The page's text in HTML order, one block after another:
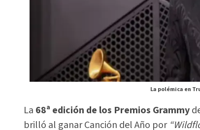
La polémica en
La 68ª edición de los Premios Grammy
brilló al ganar Canción del Año por